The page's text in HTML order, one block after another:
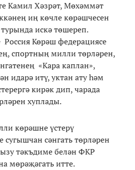
Камил Хәзрәт, Мөхәммәт
иң көчле көрәшчесен
искә төшереп.
Көрәш федерациясе
спортның милли төрләрен,
«Кара каплан»,
идарә итү, уктан ату һәм
кирәк дип, чарада
хуплады.
көрәшне үстерү
сугышчан сәнгать төрләрен
тәкъдиме белән ФКР
мөрәҗәгать итте.